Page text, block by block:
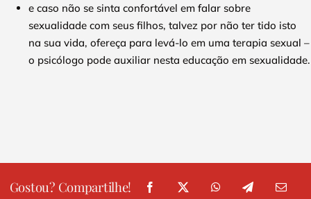
e caso não se sinta confortável em falar sobre
sexualidade com seus filhos, talvez por não ter tido isto
na sua vida, ofereça para levá-lo em uma terapia sexual –
o psicólogo pode auxiliar nesta educação em sexualidade.
Gostou? Compartilhe!